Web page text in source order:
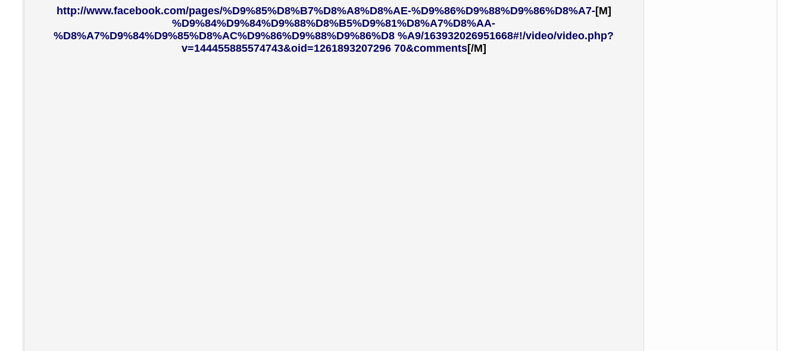
[M]
http://www.facebook.com/pages/%D9%85%D8%B7%D8%A8%D8%AE-%D9%86%D9%88%D9%86%D8%A7-
%D9%84%D9%84%D9%88%D8%B5%D9%81%D8%A7%D8%AA-
%D8%A7%D9%84%D9%85%D8%AC%D9%86%D9%88%D9%86%D8 %A9/163932026951668#!/video/video.php?
v=144455885574743&oid=1261893207296 70&comments[/M]